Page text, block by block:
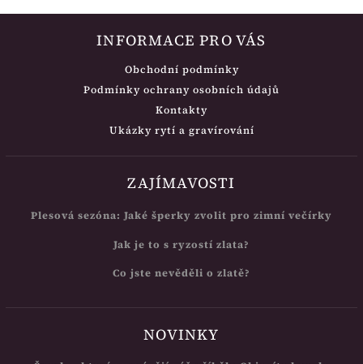
INFORMACE PRO VÁS
Obchodní podmínky
Podmínky ochrany osobních údajů
Kontakty
Ukázky rytí a gravírování
ZAJÍMAVOSTI
Plesová sezóna: Jaké šperky zvolit pro zimní večírky
Jak je to s ryzostí zlata?
Co jste nevěděli o zlatě?
NOVINKY